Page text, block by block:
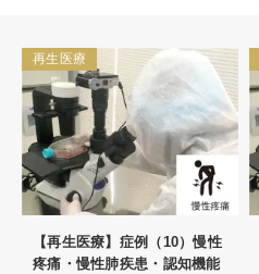
再生医療
【再生医療】症例（10）慢性
疼痛・慢性肺疾患・認知機能